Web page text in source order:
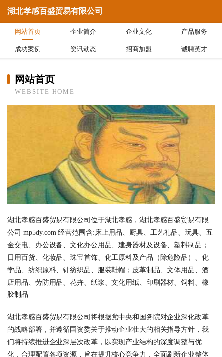
湖北孝感百盛贸易有限公司
网站首页 企业简介 企业文化 产品服务
成功案例 资讯动态 招商加盟 诚聘英才
网站首页
WEBSITE HOME
湖北孝感百盛贸易有限公司位于湖北孝感，湖北孝感百盛贸易有限
公司 mp5dy.com 经营范围含:床上用品、厨具、工艺礼品、玩具、五
金交电、办公设备、文化办公用品、建身器材及设备、塑料制品；
日用百货、化妆品、珠宝首饰、化工原料及产品（除危险品）、化
学品、纺织原料、针纺织品、服装鞋帽；皮革制品、文体用品、酒
店用品、劳防用品、花卉、纸浆、文化用纸、印刷器材、饲料、橡
胶制品
湖北孝感百盛贸易有限公司将根据党中央和国务院对企业深化改革
的战略部署，并遵循国资委关于推动企业壮大的相关指导方针，我
们将持续推进企业深层次改革，以实现产业结构的深度调整与优
化，合理配置各项资源，旨在提升核心竞争力，全面刷新企业整体